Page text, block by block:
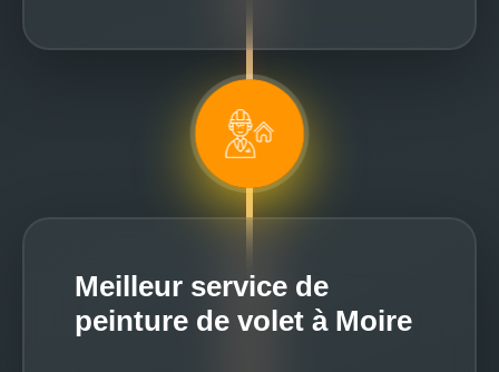
Meilleur service de
peinture de volet à Moire